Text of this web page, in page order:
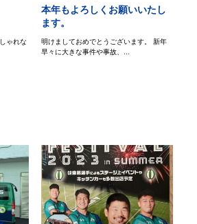
ゃれな
本年もよろしくお願いいたし
ます。
明けましておめでとうございます。 新年
早々に大きな事件や事故、...